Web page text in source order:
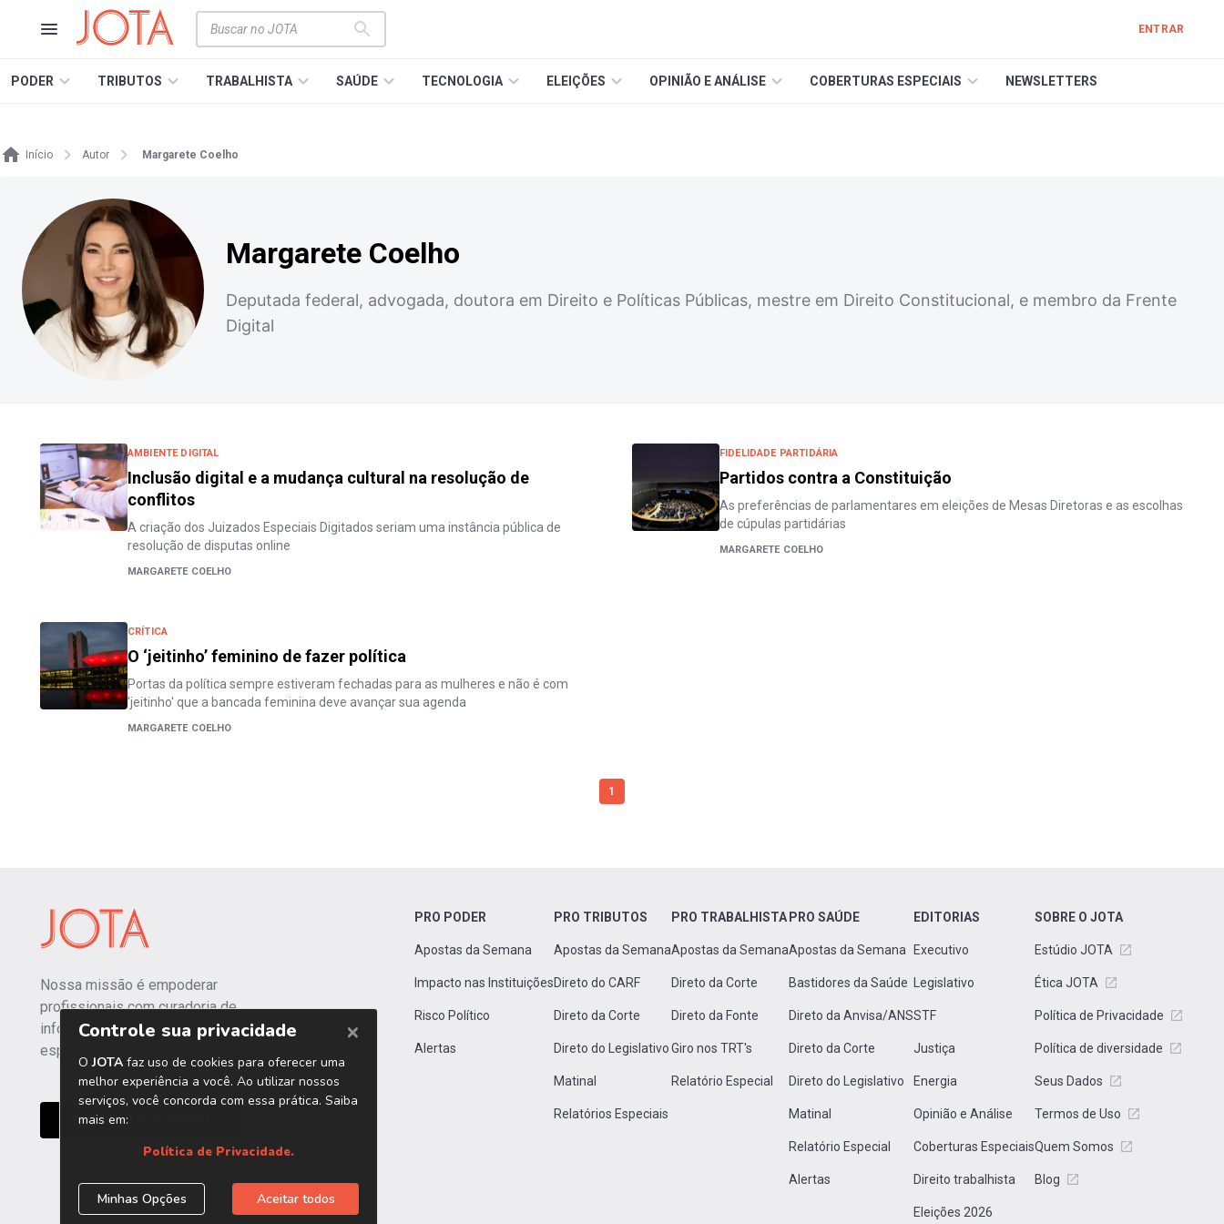
ENTRAR
PODER TRIBUTOS TRABALHISTA SAÚDE TECNOLOGIA ELEIÇÕES OPINIÃO E ANÁLISE COBERTURAS ESPECIAIS NEWSLETTERS
Início Autor Margarete Coelho
Margarete Coelho
Deputada federal, advogada, doutora em Direito e Políticas Públicas, mestre em Direito Constitucional, e membro da Frente
Digital
AMBIENTE DIGITAL
Inclusão digital e a mudança cultural na resolução de
conflitos
A criação dos Juizados Especiais Digitados seriam uma instância pública de
resolução de disputas online
MARGARETE COELHO
FIDELIDADE PARTIDÁRIA
Partidos contra a Constituição
As preferências de parlamentares em eleições de Mesas Diretoras e as escolhas
de cúpulas partidárias
MARGARETE COELHO
CRÍTICA
O ‘jeitinho’ feminino de fazer política
Portas da política sempre estiveram fechadas para as mulheres e não é com
'jeitinho' que a bancada feminina deve avançar sua agenda
MARGARETE COELHO
1
Nossa missão é empoderar
profissionais com curadoria de
informações independentes e
especializadas.
CONHEÇA O JOTA PRO
PRO PODER
Apostas da Semana
Impacto nas Instituições
Risco Político
Alertas
PRO TRIBUTOS
Apostas da Semana
Direto do CARF
Direto da Corte
Direto do Legislativo
Matinal
Relatórios Especiais
PRO TRABALHISTA
Apostas da Semana
Direto da Corte
Direto da Fonte
Giro nos TRT's
Relatório Especial
PRO SAÚDE
Apostas da Semana
Bastidores da Saúde
Direto da Anvisa/ANS
Direto da Corte
Direto do Legislativo
Matinal
Relatório Especial
Alertas
EDITORIAS
Executivo
Legislativo
STF
Justiça
Energia
Opinião e Análise
Coberturas Especiais
Direito trabalhista
Eleições 2026
SOBRE O JOTA
Estúdio JOTA
Ética JOTA
Política de Privacidade
Política de diversidade
Seus Dados
Termos de Uso
Quem Somos
Blog